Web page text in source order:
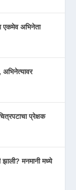
एकमेव अभिनेता
अभिनेत्यावर
प्रेक्षक
मनमानी मध्ये